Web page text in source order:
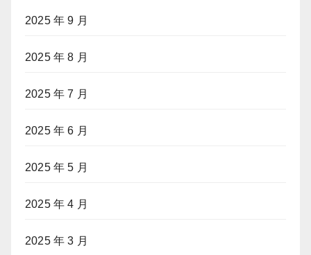
2025 年 9 月
2025 年 8 月
2025 年 7 月
2025 年 6 月
2025 年 5 月
2025 年 4 月
2025 年 3 月